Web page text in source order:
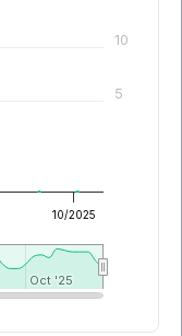
10/2025
Oct '25
Oct '25
5
10